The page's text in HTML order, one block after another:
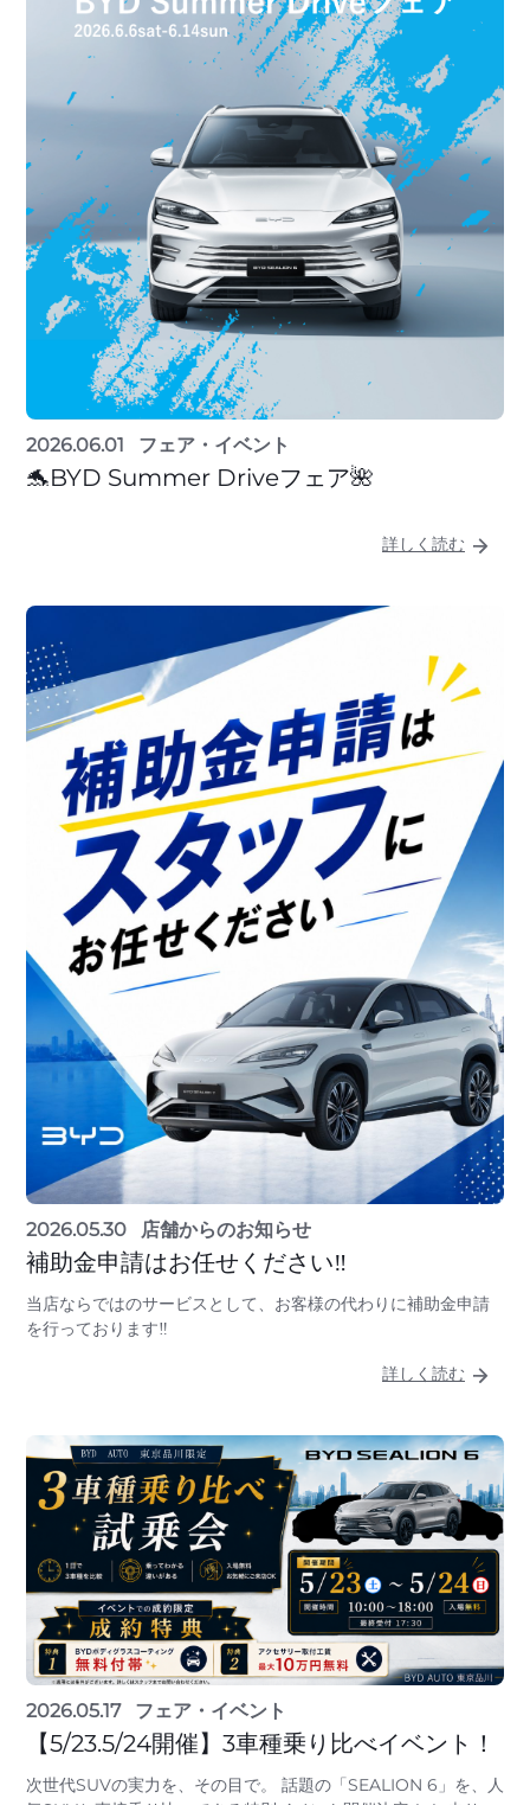
2026.06.01 フェア・イベント
🐬BYD Summer Driveフェア🌺
詳しく読む
2026.05.30 店舗からのお知らせ
補助金申請はお任せください‼
当店ならではのサービスとして、お客様の代わりに補助金申請
を行っております‼
詳しく読む
2026.05.17 フェア・イベント
【5/23.5/24開催】3車種乗り比べイベント！
次世代SUVの実力を、その目で。 話題の「SEALION 6」を、人